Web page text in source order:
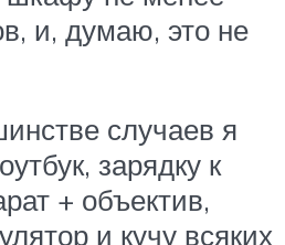
и, думаю, это не
случаев я
зарядку к
+ объектив,
и кучу всяких